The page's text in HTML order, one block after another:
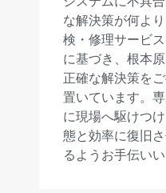
な解決策が何よ
検・修理サービ
に基づき、根本
正確な解決策を
置いています。
に現場へ駆けつ
態と効率に復旧
るようお手伝いい